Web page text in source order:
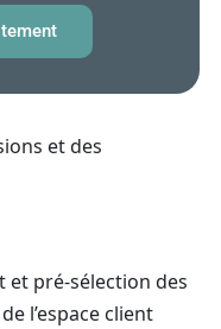
et des
pré‑sélection des
l’espace client